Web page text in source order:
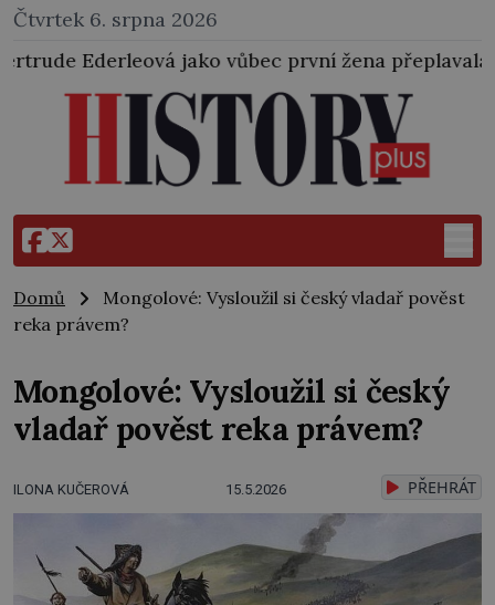
Čtvrtek 6. srpna 2026
jako vůbec první žena přeplavala kanál La
Domů
Mongolové: Vysloužil si český vladař pověst
reka právem?
Mongolové: Vysloužil si český
vladař pověst reka právem?
ILONA KUČEROVÁ 15.5.2026 PŘEHRÁT